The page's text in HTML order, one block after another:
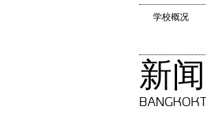
学校概况
新闻